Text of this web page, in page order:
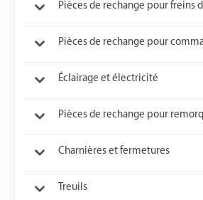
Pièces de rechange pour freins
Pièces de rechange pour
Éclairage et électricité
Pièces de rechange pour
Charnières et fermetures
Treuils